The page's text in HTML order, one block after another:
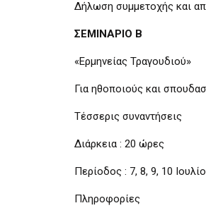
Δήλωση συμμετοχής και
ΣΕΜΙΝΑΡΙΟ Β
«Ερμηνείας Τραγουδιού»
Για ηθοποιούς και
Τέσσερις συναντήσεις
Διάρκεια : 20 ώρες
Περίοδος : 7, 8, 9, 10
Πληροφορίες